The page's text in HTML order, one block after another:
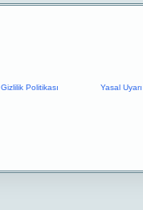
Gizlilik Politikası Yasal Uyarı